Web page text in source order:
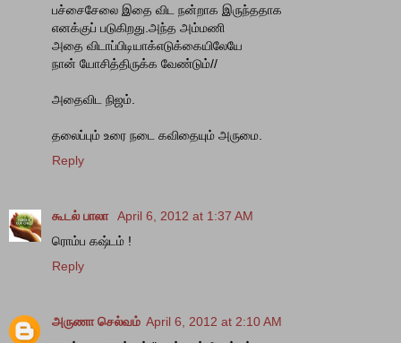
பச்சைசேலை இதை விட நன்றாக இருந்ததாக
எனக்குப் படுகிறது.அந்த அம்மணி
அதை விடாப்பிடியாக்எடுக்கையிலேயே
நான் யோசித்திருக்க வேண்டும்//
அதைவிட நிஜம்.
தலைப்பும் உரை நடை கவிதையும் அருமை.
Reply
கூடல் பாலா April 6, 2012 at 1:37 AM
ரொம்ப கஷ்டம் !
Reply
அருணா செல்வம் April 6, 2012 at 2:10 AM